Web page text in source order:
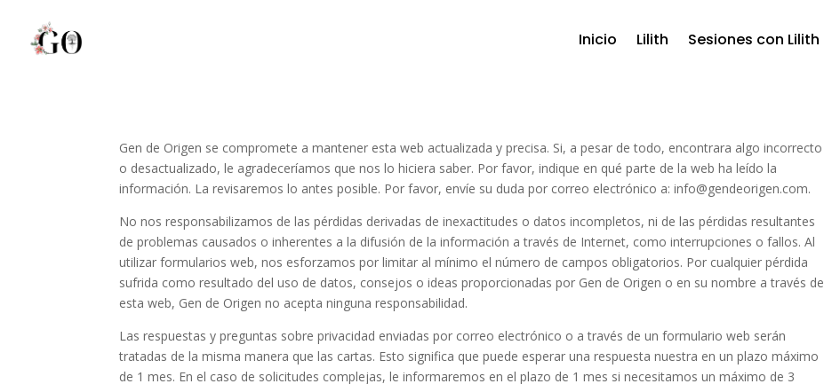
Inicio Lilith Sesiones con Lilith
Gen de Origen se compromete a mantener esta web actualizada y precisa. Si, a pesar de todo, encontrara algo incorrecto
o desactualizado, le agradeceríamos que nos lo hiciera saber. Por favor, indique en qué parte de la web ha leído la
información. La revisaremos lo antes posible. Por favor, envíe su duda por correo electrónico a:info@gendeorigen.com.
No nos responsabilizamos de las pérdidas derivadas de inexactitudes o datos incompletos, ni de las pérdidas resultantes
de problemas causados o inherentes a la difusión de la información a través de Internet, como interrupciones o fallos. Al
utilizar formularios web, nos esforzamos por limitar al mínimo el número de campos obligatorios. Por cualquier pérdida
sufrida como resultado del uso de datos, consejos o ideas proporcionadas por Gen de Origen o en su nombre a través de
esta web, Gen de Origen no acepta ninguna responsabilidad.
Las respuestas y preguntas sobre privacidad enviadas por correo electrónico o a través de un formulario web serán
tratadas de la misma manera que las cartas. Esto significa que puede esperar una respuesta nuestra en un plazo máximo
de 1 mes. En el caso de solicitudes complejas, le informaremos en el plazo de 1 mes si necesitamos un máximo de 3